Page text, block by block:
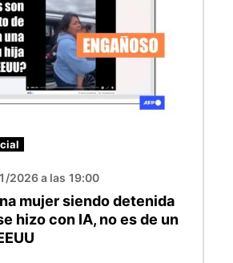
2026 a las 19:00
mujer siendo detenida
hizo con IA, no es de un